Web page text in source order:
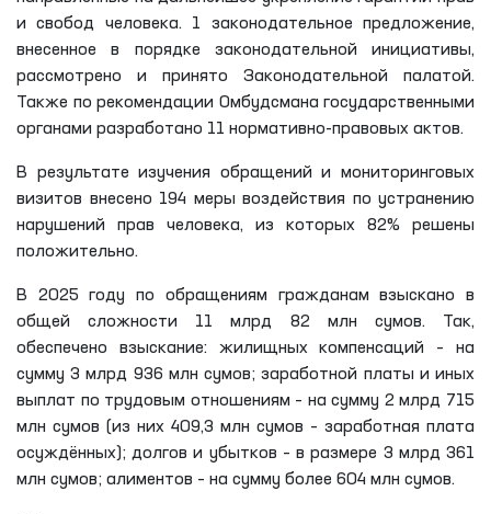
и свобод человека. 1 законодательное предложение,
внесенное в порядке законодательной инициативы,
рассмотрено и принято Законодательной палатой.
Также по рекомендации Омбудсмана государственными
органами разработано 11 нормативно-правовых актов.
В результате изучения обращений и мониторинговых
визитов внесено 194 меры воздействия по устранению
нарушений прав человека, из которых 82% решены
положительно.
В 2025 году по обращениям гражданам взыскано в
общей сложности 11 млрд 82 млн сумов. Так,
обеспечено взыскание: жилищных компенсаций – на
сумму 3 млрд 936 млн сумов; заработной платы и иных
выплат по трудовым отношениям – на сумму 2 млрд 715
млн сумов (из них 409,3 млн сумов – заработная плата
осуждённых); долгов и убытков – в размере 3 млрд 361
млн сумов; алиментов – на сумму более 604 млн сумов.